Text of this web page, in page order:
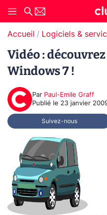
Accueil Logiciels &
Vidéo : découvrez
Windows 7 !
Par Paul-Emile Graff
Publié le 23 janvier
Suivez-nous